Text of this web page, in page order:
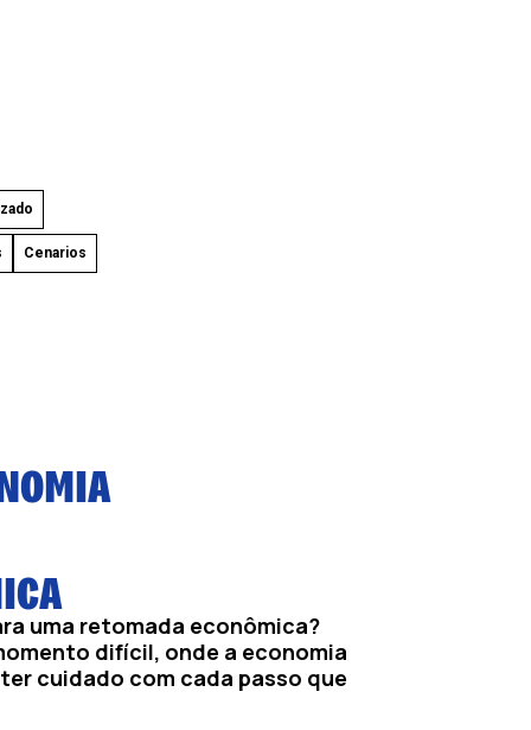
Cenarios
uma retomada econômica?⠀
difícil, onde a economia
cuidado com cada passo que